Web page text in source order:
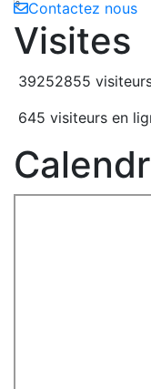
9 Contactez nous
Visites
39252855
645 visiteurs en